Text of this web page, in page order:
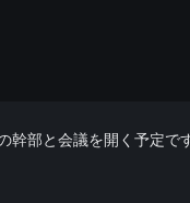
幹部と会議を開く予定です